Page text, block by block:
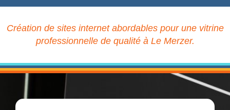
Création de sites internet abordables pour une vitrine
professionnelle de qualité à Le Merzer.